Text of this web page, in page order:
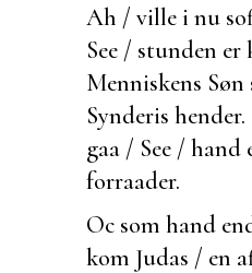
Ah / ville i nu
See / stunden
Menniskens
Synderis
gaa / See /
forraader.
Oc som hand
kom Judas / en